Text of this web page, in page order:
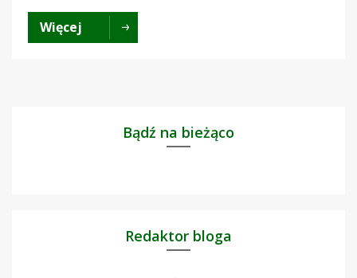
Więcej
Bądź na bieżąco
Redaktor bloga